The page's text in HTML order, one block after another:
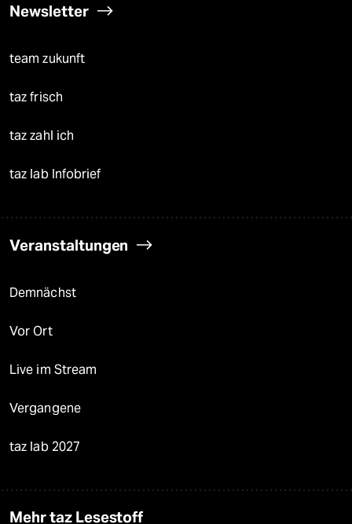
Newsletter
team zukunft
taz frisch
taz zahl ich
taz lab Infobrief
Veranstaltungen
Demnächst
Vor Ort
Live im Stream
Vergangene
taz lab 2027
Mehr taz Lesestoff